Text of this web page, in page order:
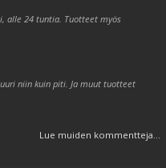
alle 24 tuntia. Tuotteet myös
niin kuin piti. Ja muut tuotteet
Lue muiden kommentteja...